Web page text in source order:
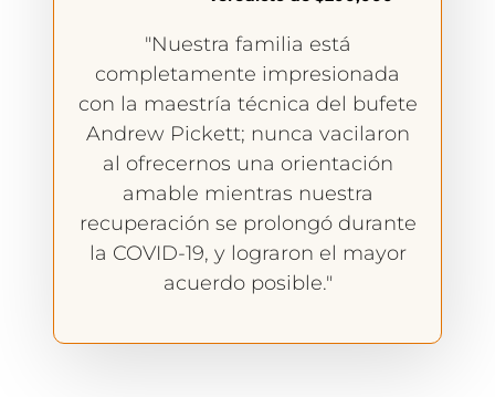
"Nuestra familia está
completamente impresionada
con la maestría técnica del bufete
Andrew Pickett; nunca vacilaron
al ofrecernos una orientación
amable mientras nuestra
recuperación se prolongó durante
la COVID-19, y lograron el mayor
acuerdo posible."